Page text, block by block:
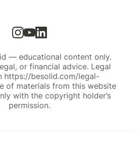
— educational content only.
or financial advice. Legal
https://besolid.com/legal-
of materials from this website
with the copyright holder’s
permission.